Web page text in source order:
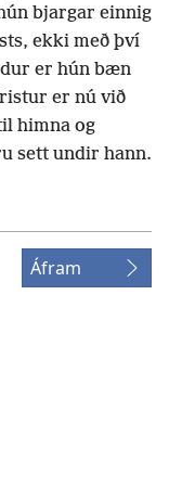
bjargar einnig
ekki með því
er hún bæn
er nú við
himna og
sett undir hann.
Áfram